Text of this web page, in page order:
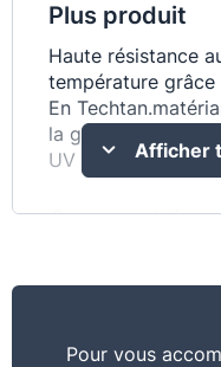
Plus produit
Haute résistance
température
En
la grêle et aux
UV
Commentaire
simplicité à la
Afficher
Pour vous